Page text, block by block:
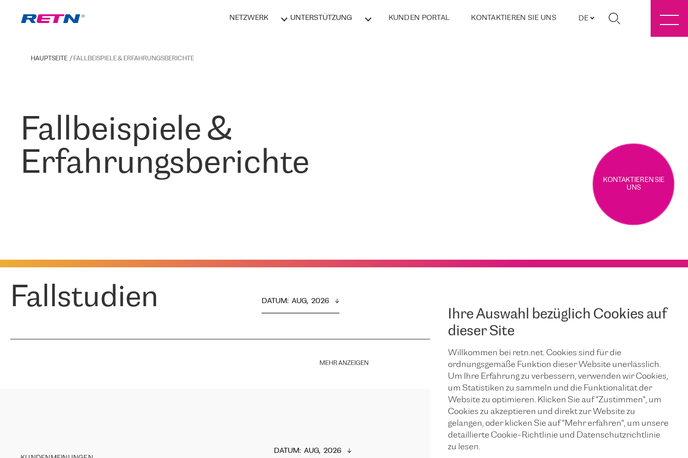
NETZWERK UNTERSTÜTZUNG KUNDEN PORTAL KONTAKTIEREN SIE UNS DE
Ihre Auswahl bezüglich Cookies auf
dieser Site
Willkommen bei retn.net. Cookies sind für die
ordnungsgemäße Funktion dieser Website unerlässlich.
Um Ihre Erfahrung zu verbessern, verwenden wir Cookies,
um Statistiken zu sammeln und die Funktionalität der
Website zu optimieren. Klicken Sie auf "Zustimmen", um
Cookies zu akzeptieren und direkt zur Website zu
gelangen, oder klicken Sie auf "Mehr erfahren", um unsere
detaillierte Cookie-Richtlinie und Datenschutzrichtlinie
zu lesen.
HAUPTSEITE FALLBEISPIELE & ERFAHRUNGSBERICHTE
Fallbeispiele &
Erfahrungsberichte
KONTAKTIEREN SIE
UNS
Fallstudien DATUM: AUG,  2026
MEHR ANZEIGEN
DATUM: AUG,  2026